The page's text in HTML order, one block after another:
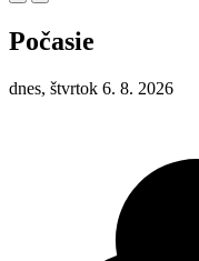
Počasie
dnes, štvrtok 6. 8. 2026